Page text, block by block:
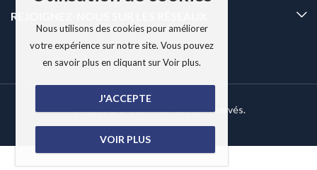
REJOIGNEZ-NOUS SUR LES RÉSEAUX
Vinsky FC © 2026 tous droits réservés.
Nous utilisons des cookies pour améliorer
votre expérience sur notre site. Vous pouvez
en savoir plus en cliquant sur Voir plus.
J'ACCEPTE
VOIR PLUS